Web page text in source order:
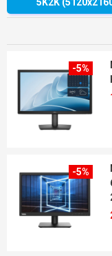
-5%
-5%